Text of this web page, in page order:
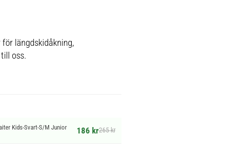
längdskidåkning,
oss.
Kids-Svart-S/M Junior
186 kr265 kr